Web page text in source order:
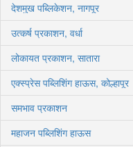
देशमुख पब्लिकेशन, नागपूर
उत्कर्ष प्रकाशन, वर्धा
लोकायत प्रकाशन, सातारा
एक्स्प्रेस पब्लिशिंग हाऊस, कोल्हापूर
समभाव प्रकाशन
महाजन पब्लिशिंग हाऊस